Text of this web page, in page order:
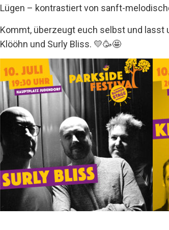
Lügen – kontrastiert von sanft-
Kommt, überzeugt euch selbst und lasst
Klööhn und Surly Bliss. 💛🥳🤩